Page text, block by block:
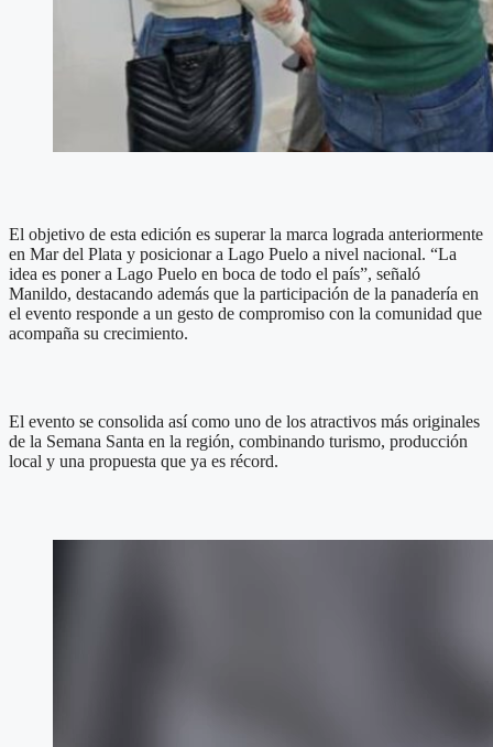
El objetivo de esta edición es superar la marca lograda anteriormente
en Mar del Plata y posicionar a Lago Puelo a nivel nacional. “La
idea es poner a Lago Puelo en boca de todo el país”, señaló
Manildo, destacando además que la participación de la panadería en
el evento responde a un gesto de compromiso con la comunidad que
acompaña su crecimiento.
El evento se consolida así como uno de los atractivos más originales
de la Semana Santa en la región, combinando turismo, producción
local y una propuesta que ya es récord.